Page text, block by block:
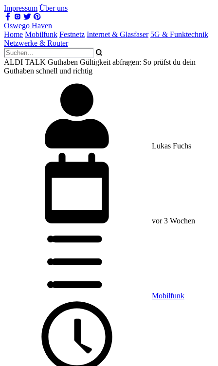
Impressum Über uns
Oswego Haven
Home Mobilfunk Festnetz Internet & Glasfaser 5G & Funktechnik
Netzwerke & Router
ALDI TALK Guthaben Gültigkeit abfragen: So prüfst du dein
Guthaben schnell und richtig
Lukas Fuchs
vor 3 Wochen
Mobilfunk